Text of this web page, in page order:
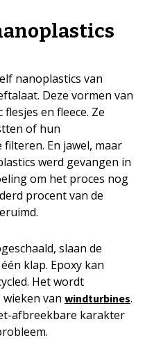
nanoplastics van
Deze vormen van
en fleece. Ze
of hun
En jawel, maar
werd gevangen in
om het proces nog
procent van de
slaan de
klap. Epoxy kan
Het wordt
van windturbines.
afbreekbare karakter